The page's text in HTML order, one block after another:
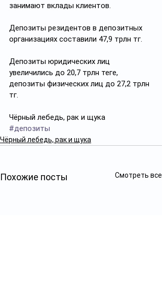
занимают вклады клиентов.
Депозиты резидентов в депозитных
организациях составили 47,9 трлн тг.
Депозиты юридических лиц
увеличились до 20,7 трлн теңге,
депозиты физических лиц до 27,2 трлн
тг.
Чёрный лебедь, рак и щука
#депозиты
Чёрный лебедь, рак и щука
Похожие посты Смотреть все